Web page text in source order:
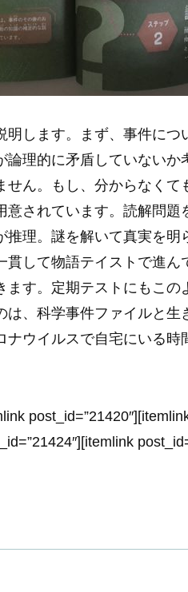
明します。まず、事件に
論理的に矛盾していない
せん。もし、分からなく
意されています。読解問
推理。謎を解いて真実を
貫して物語テイストで進
ます。定期テストにもこ
は、科学事件ファイルと
ナウイルスで自宅にいる